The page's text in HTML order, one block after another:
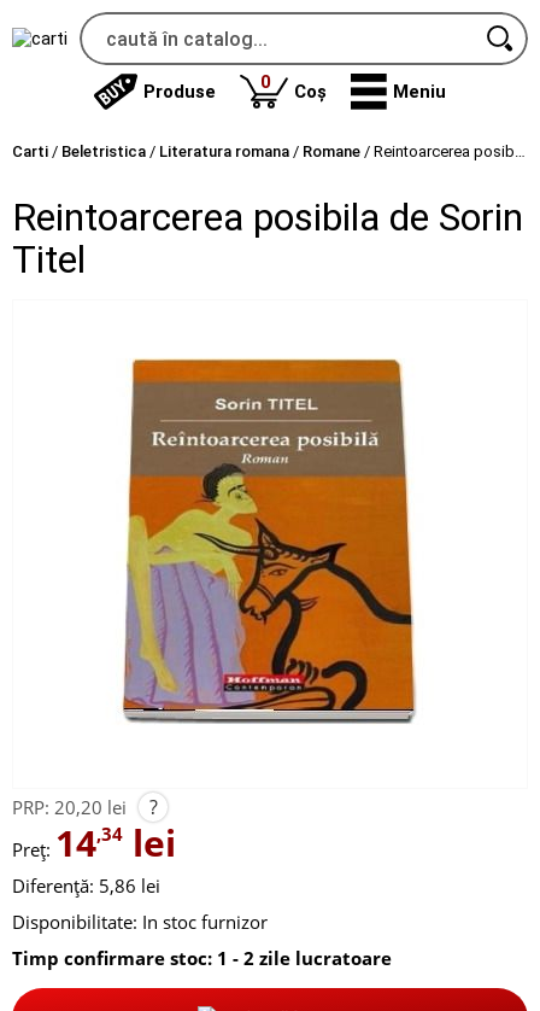
Produse 0produse
Coș Meniu
Carti / Beletristica / Literatura romana / Romane / Reintoarcerea posibila de Sorin Titel
Reintoarcerea posibila de Sorin
Titel
PRP: 20,20 lei ?
Preț: 14,34 lei
Diferență: 5,86 lei
Disponibilitate: In stoc furnizor
Timp confirmare stoc: 1 - 2 zile lucratoare